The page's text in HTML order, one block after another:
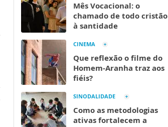
Mês Vocacional: o
chamado de todo cristão
à santidade
CINEMA
Que reflexão o filme do
Homem-Aranha traz aos
fiéis?
SINODALIDADE
Como as metodologias
ativas fortalecem a